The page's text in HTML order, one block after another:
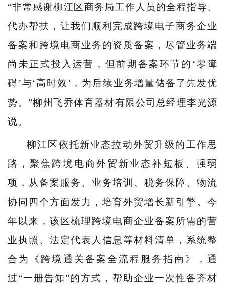
“非常感谢柳江区商务局工作人员的全程指导、
代办帮扶，让我们顺利完成跨境电子商务企业
备案和跨境电商业务的资质备案，尽管业务端
尚未正式投入运营，但前期备案环节的‘零障
碍’与‘高时效’，为后续业务增量储备了先发优
势。”柳州飞乔体育器材有限公司总经理李光源
说。
柳江区依托新业态拉动外贸升级的工作思
路，聚焦跨境电商外贸新业态补短板、强弱
项，从备案服务、业务培训、税务保障、物流
协同四个方面发力，培育外贸增长新引擎。今
年以来，该区梳理跨境电商企业备案所需的营
业执照、法定代表人信息等材料清单，系统整
合为《跨境通关备案全流程服务指南》，通
过“一册告知”的方式，帮助企业一次性备齐材